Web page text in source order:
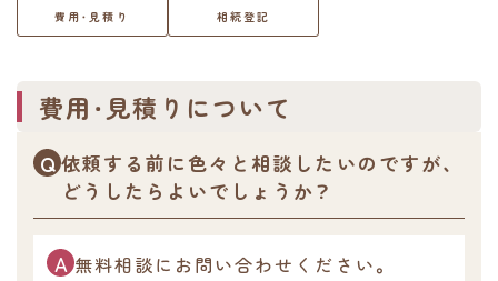
費用・見積り 相続登記
費用・見積りについて
依頼する前に色々と相談したいのですが、
どうしたらよいでしょうか？
無料相談にお問い合わせください。